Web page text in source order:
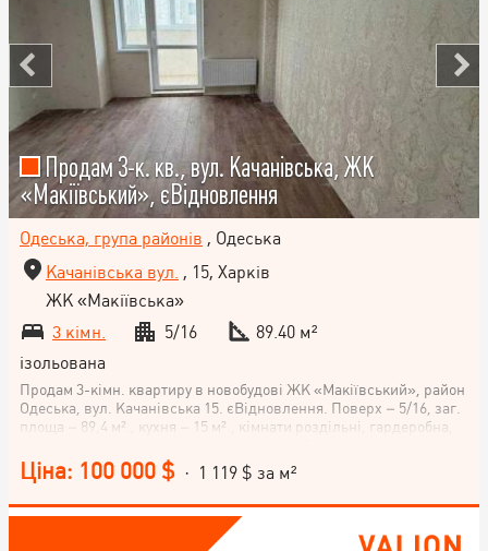
Продам 3-к. кв., вул. Качанівська, ЖК
«Макіївський», єВідновлення
Одеська, група районів , Одеська
Качанівська вул. , 15, Харків
ЖК «Макіївська»
3 кімн.
5/16
89.40 м²
ізольована
Продам 3-кімн. квартиру в новобудові ЖК «Макіївський», район
Одеська, вул. Качанівська 15. єВідновлення. Поверх – 5/16, заг.
площа – 89,4 м²., кухня – 15 м²., кімнати роздільні, гардеробна,
обладнана необхідною технікою. Будинок повністю заселений,
усі сусіди живуть. У під'їзді встановлено листоношу «Нова
пошта». Закрита територія, доглянутий двір із дитячими
майданчиками. Можна придбати за сертифікатом єВідновлення!
(У разі купівлі нерухомості за сертифікатом, покупцям надаємо
Ціна: 100 000 $ · 1 119 $ за м²